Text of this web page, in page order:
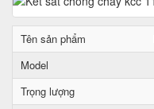
Tên sản phẩm
Model
Trọng lượng